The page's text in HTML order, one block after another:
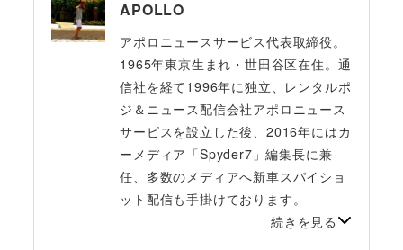
APOLLO
アポロニュースサービス代表取締役。
1965年東京生まれ・世田谷区在住。通
信社を経て1996年に独立、レンタルポ
ジ＆ニュース配信会社アポロニュース
サービスを設立した後、2016年にはカ
ーメディア「Spyder7」編集長に兼
任、多数のメディアへ新車スパイショ
ット配信も手掛けております。
続きを見る